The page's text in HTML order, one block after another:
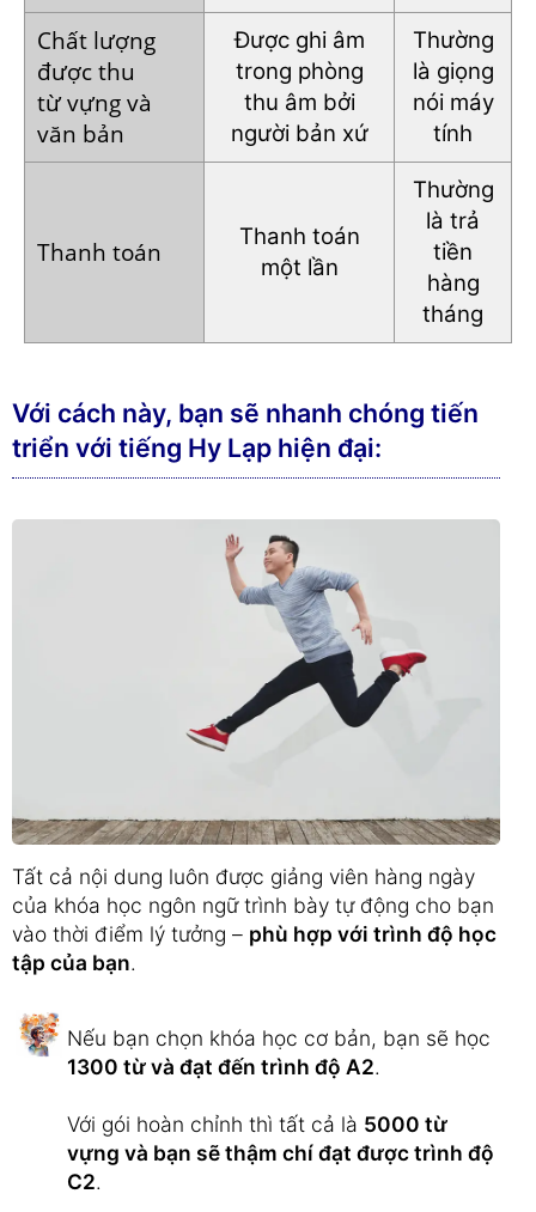
Chất lượng
được thu
từ vựng và
văn bản
Được ghi âm
trong phòng
thu âm bởi
người bản xứ
Thường
là giọng
nói máy
tính
Thanh toán
Thanh toán
một lần
Thường
là trả
tiền
hàng
tháng
Với cách này, bạn sẽ nhanh chóng tiến
triển với tiếng Hy Lạp hiện đại:
Tất cả nội dung luôn được giảng viên hàng ngày
của khóa học ngôn ngữ trình bày tự động cho bạn
vào thời điểm lý tưởng – phù hợp với trình độ học
tập của bạn.
Nếu bạn chọn khóa học cơ bản, bạn sẽ học
1300 từ và đạt đến trình độ A2.
Với gói hoàn chỉnh thì tất cả là 5000 từ
vựng và bạn sẽ thậm chí đạt được trình độ
C2.